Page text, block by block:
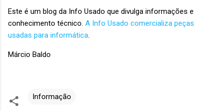
Este é um blog da Info Usado que divulga informações e
conhecimento técnico. A Info Usado comercializa peças
usadas para informática.
Márcio Baldo
Informação